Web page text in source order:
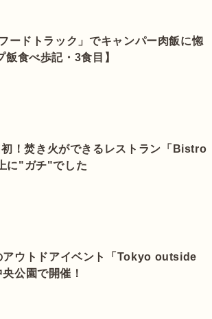
ードトラック」でキャンパー肉飯に惚
食べ歩記・3食目】
初！焚き火ができるレストラン「Bistro
に"ガチ"でした
アウトドアイベント「Tokyo outside
公園で開催！